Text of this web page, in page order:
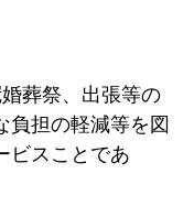
負担の軽減等を図
ビスことであ